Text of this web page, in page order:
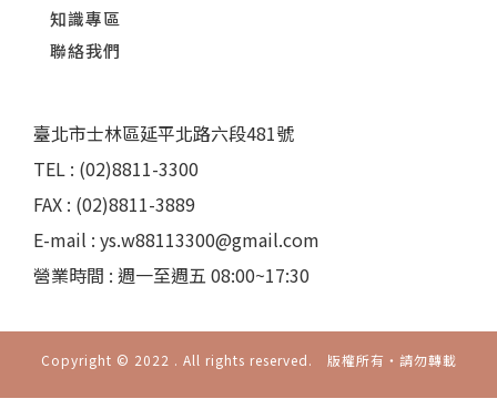
知識專區
聯絡我們
臺北市士林區延平北路六段481號
TEL : (02)8811-3300
FAX : (02)8811-3889
E-mail : ys.w88113300@gmail.com
營業時間 : 週一至週五 08:00~17:30
Copyright © 2022 . All rights reserved. 版權所有‧請勿轉載